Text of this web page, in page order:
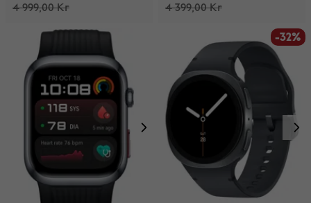
4 999,00 Kr 4 399,00 Kr
-32%